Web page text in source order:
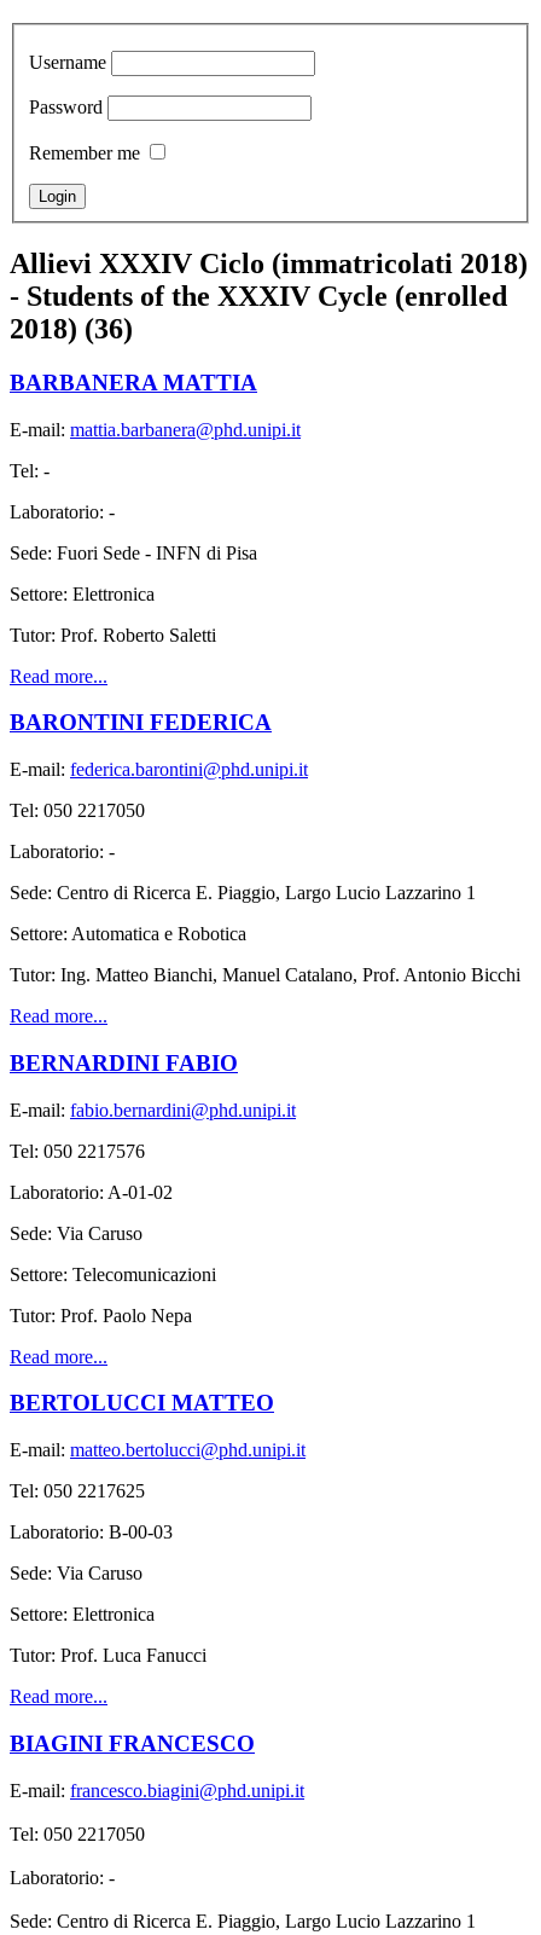
Username
Password
Remember me
Allievi XXXIV Ciclo (immatricolati 2018)
- Students of the XXXIV Cycle (enrolled
2018) (36)
BARBANERA MATTIA
E-mail: mattia.barbanera@phd.unipi.it
Tel: -
Laboratorio: -
Sede: Fuori Sede - INFN di Pisa
Settore: Elettronica
Tutor: Prof. Roberto Saletti
Read more...
BARONTINI FEDERICA
E-mail: federica.barontini@phd.unipi.it
Tel: 050 2217050
Laboratorio: -
Sede: Centro di Ricerca E. Piaggio, Largo Lucio Lazzarino 1
Settore: Automatica e Robotica
Tutor: Ing. Matteo Bianchi, Manuel Catalano, Prof. Antonio Bicchi
Read more...
BERNARDINI FABIO
E-mail: fabio.bernardini@phd.unipi.it
Tel: 050 2217576
Laboratorio: A-01-02
Sede: Via Caruso
Settore: Telecomunicazioni
Tutor: Prof. Paolo Nepa
Read more...
BERTOLUCCI MATTEO
E-mail: matteo.bertolucci@phd.unipi.it
Tel: 050 2217625
Laboratorio: B-00-03
Sede: Via Caruso
Settore: Elettronica
Tutor: Prof. Luca Fanucci
Read more...
BIAGINI FRANCESCO
E-mail: francesco.biagini@phd.unipi.it
Tel: 050 2217050
Laboratorio: -
Sede: Centro di Ricerca E. Piaggio, Largo Lucio Lazzarino 1